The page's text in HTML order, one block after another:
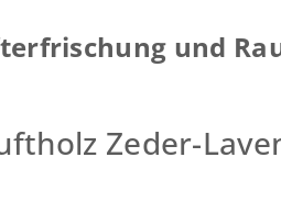
und
Zeder-